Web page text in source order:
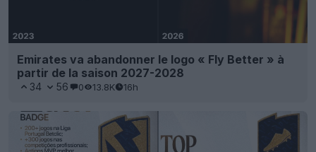
Emirates va abandonner le logo « Fly Better » à
partir de la saison 2027-2028
34 56 0 13.8K 16h